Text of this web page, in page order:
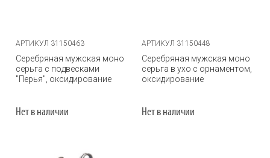
АРТИКУЛ 31150463
Серебряная мужская моно
серьга с подвесками
"Перья", оксидирование
Нет в наличии
АРТИКУЛ 31150448
Серебряная мужская моно
серьга в ухо с орнаментом,
оксидирование
Нет в наличии